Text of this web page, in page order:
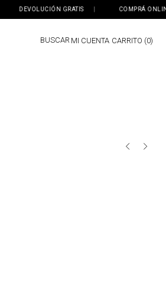
DEVOLUCIÓN GRATIS | COMPRÁ ONLINE,
BUSCAR MI CUENTA 0